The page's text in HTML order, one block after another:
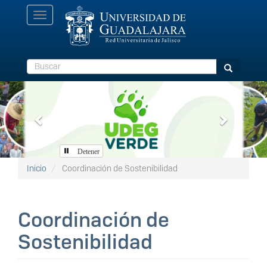
Toggle
navigation
Buscar Buscar
Next
Detener
Inicio Coordinación de Sostenibilidad
Coordinación de
Sostenibilidad